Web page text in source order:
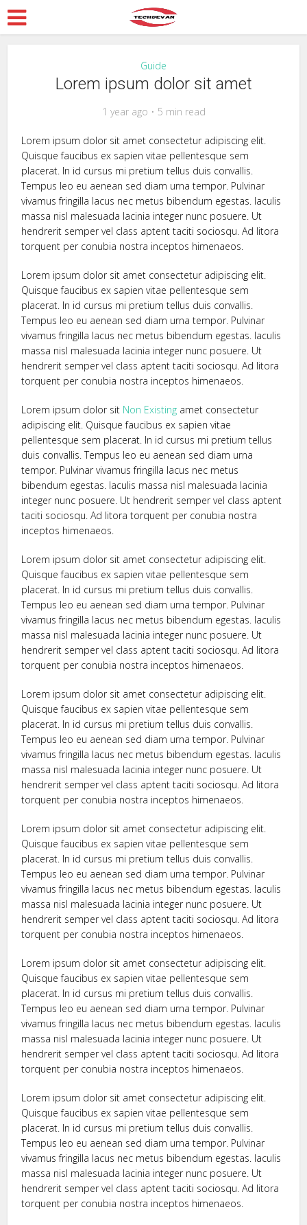
Guide
Lorem ipsum dolor sit amet
1 year ago 5 min read
Lorem ipsum dolor sit amet consectetur adipiscing elit.
Quisque faucibus ex sapien vitae pellentesque sem
placerat. In id cursus mi pretium tellus duis convallis.
Tempus leo eu aenean sed diam urna tempor. Pulvinar
vivamus fringilla lacus nec metus bibendum egestas. Iaculis
massa nisl malesuada lacinia integer nunc posuere. Ut
hendrerit semper vel class aptent taciti sociosqu. Ad litora
torquent per conubia nostra inceptos himenaeos.
Lorem ipsum dolor sit amet consectetur adipiscing elit.
Quisque faucibus ex sapien vitae pellentesque sem
placerat. In id cursus mi pretium tellus duis convallis.
Tempus leo eu aenean sed diam urna tempor. Pulvinar
vivamus fringilla lacus nec metus bibendum egestas. Iaculis
massa nisl malesuada lacinia integer nunc posuere. Ut
hendrerit semper vel class aptent taciti sociosqu. Ad litora
torquent per conubia nostra inceptos himenaeos.
Lorem ipsum dolor sit Non Existing amet consectetur
adipiscing elit. Quisque faucibus ex sapien vitae
pellentesque sem placerat. In id cursus mi pretium tellus
duis convallis. Tempus leo eu aenean sed diam urna
tempor. Pulvinar vivamus fringilla lacus nec metus
bibendum egestas. Iaculis massa nisl malesuada lacinia
integer nunc posuere. Ut hendrerit semper vel class aptent
taciti sociosqu. Ad litora torquent per conubia nostra
inceptos himenaeos.
Lorem ipsum dolor sit amet consectetur adipiscing elit.
Quisque faucibus ex sapien vitae pellentesque sem
placerat. In id cursus mi pretium tellus duis convallis.
Tempus leo eu aenean sed diam urna tempor. Pulvinar
vivamus fringilla lacus nec metus bibendum egestas. Iaculis
massa nisl malesuada lacinia integer nunc posuere. Ut
hendrerit semper vel class aptent taciti sociosqu. Ad litora
torquent per conubia nostra inceptos himenaeos.
Lorem ipsum dolor sit amet consectetur adipiscing elit.
Quisque faucibus ex sapien vitae pellentesque sem
placerat. In id cursus mi pretium tellus duis convallis.
Tempus leo eu aenean sed diam urna tempor. Pulvinar
vivamus fringilla lacus nec metus bibendum egestas. Iaculis
massa nisl malesuada lacinia integer nunc posuere. Ut
hendrerit semper vel class aptent taciti sociosqu. Ad litora
torquent per conubia nostra inceptos himenaeos.
Lorem ipsum dolor sit amet consectetur adipiscing elit.
Quisque faucibus ex sapien vitae pellentesque sem
placerat. In id cursus mi pretium tellus duis convallis.
Tempus leo eu aenean sed diam urna tempor. Pulvinar
vivamus fringilla lacus nec metus bibendum egestas. Iaculis
massa nisl malesuada lacinia integer nunc posuere. Ut
hendrerit semper vel class aptent taciti sociosqu. Ad litora
torquent per conubia nostra inceptos himenaeos.
Lorem ipsum dolor sit amet consectetur adipiscing elit.
Quisque faucibus ex sapien vitae pellentesque sem
placerat. In id cursus mi pretium tellus duis convallis.
Tempus leo eu aenean sed diam urna tempor. Pulvinar
vivamus fringilla lacus nec metus bibendum egestas. Iaculis
massa nisl malesuada lacinia integer nunc posuere. Ut
hendrerit semper vel class aptent taciti sociosqu. Ad litora
torquent per conubia nostra inceptos himenaeos.
Lorem ipsum dolor sit amet consectetur adipiscing elit.
Quisque faucibus ex sapien vitae pellentesque sem
placerat. In id cursus mi pretium tellus duis convallis.
Tempus leo eu aenean sed diam urna tempor. Pulvinar
vivamus fringilla lacus nec metus bibendum egestas. Iaculis
massa nisl malesuada lacinia integer nunc posuere. Ut
hendrerit semper vel class aptent taciti sociosqu. Ad litora
torquent per conubia nostra inceptos himenaeos.